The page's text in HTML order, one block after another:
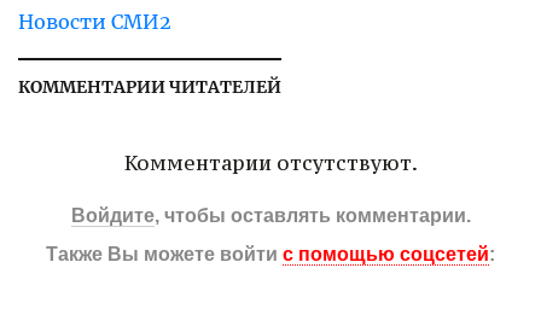
Новости СМИ2
КОММЕНТАРИИ ЧИТАТЕЛЕЙ
Комментарии отсутствуют.
Войдите, чтобы оставлять комментарии.
Также Вы можете войти с помощью соцсетей: